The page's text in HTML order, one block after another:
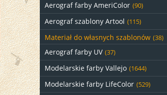
Aerograf farby AmeriColor (90)
Aerograf szablony Artool (115)
Materiał do własnych szablonów (38)
Aerograf farby UV (37)
Modelarskie farby Vallejo (1644)
Modelarskie farby LifeColor (529)